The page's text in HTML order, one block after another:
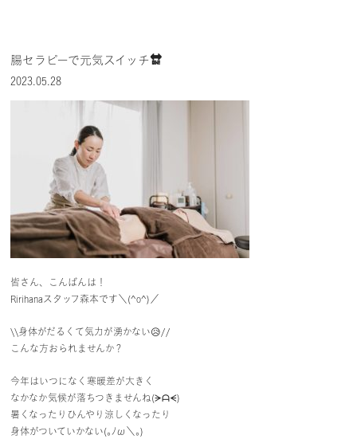
腸セラピーで元気スイッチ🔛
2023.05.28
皆さん、こんばんは！
Ririhanaスタッフ森本です＼(^o^)／
\\身体がだるくて気力が湧かない😥//
こんな方おられませんか？
今年はいつになく寒暖差が大きく
なかなか気候が落ちつきませんね(⁠ᗒ⁠ᗩ⁠ᗕ⁠)
暑くなったりひんやり涼しくなったり
身体がついていかない(⁠｡⁠ﾉ⁠ω⁠＼⁠｡⁠)